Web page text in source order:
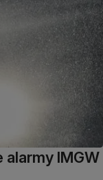
alarmy IMGW